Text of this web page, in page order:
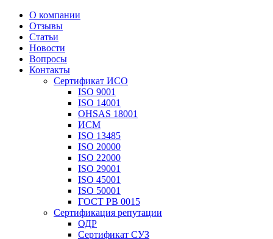
О компании
Отзывы
Статьи
Новости
Вопросы
Контакты
Сертификат ИСО
ISO 9001
ISO 14001
OHSAS 18001
ИСМ
ISO 13485
ISO 20000
ISO 22000
ISO 29001
ISO 45001
ISO 50001
ГОСТ РВ 0015
Сертификация репутации
ОДР
Сертификат СУЗ